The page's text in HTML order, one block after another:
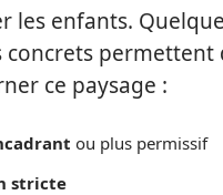
les enfants.
concrets permettent
ce paysage :
ou plus permissif
stricte